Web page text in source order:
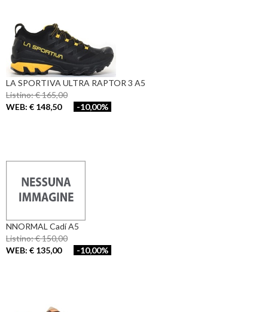
LA SPORTIVA ULTRA RAPTOR 3 A5
Listino: € 165,00
WEB: € 148,50
-10,00%
NNORMAL Cadí A5
Listino: € 150,00
WEB: € 135,00
-10,00%